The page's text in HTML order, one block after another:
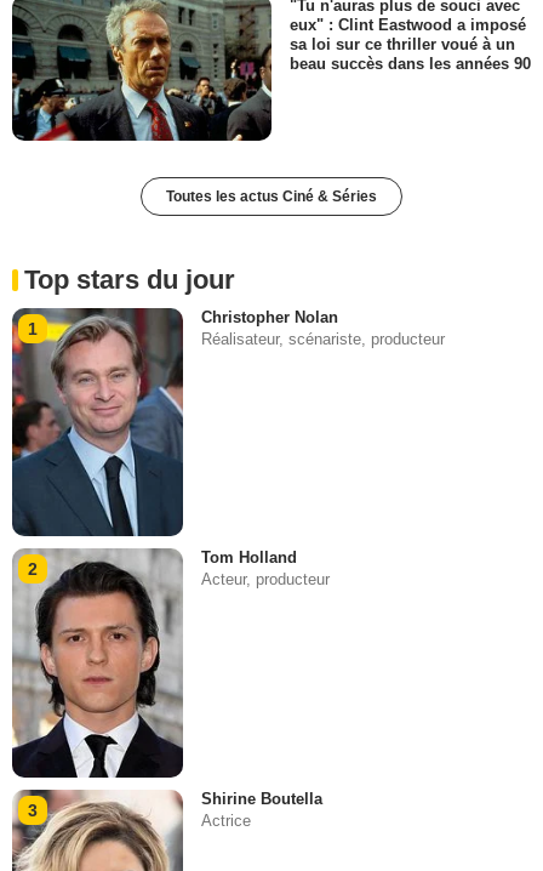
"Tu n'auras plus de souci avec
eux" : Clint Eastwood a imposé
sa loi sur ce thriller voué à un
beau succès dans les années 90
Toutes les actus Ciné & Séries
Top stars du jour
1
Christopher Nolan
Réalisateur, scénariste, producteur
2
Tom Holland
Acteur, producteur
3
Shirine Boutella
Actrice